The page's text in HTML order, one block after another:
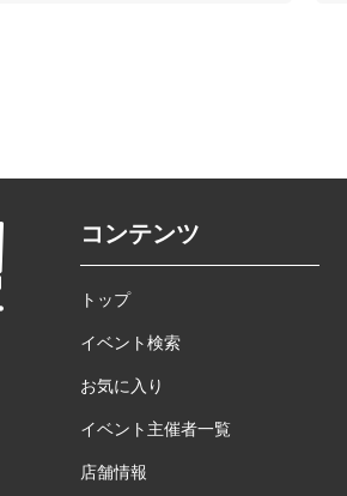
コンテンツ
トップ
イベント検索
お気に入り
イベント主催者一覧
店舗情報